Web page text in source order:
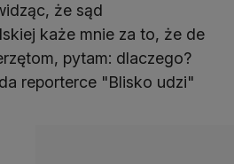
że sąd
każe mnie za to, że de
pytam: dlaczego?
reporterce "Blisko udzi"